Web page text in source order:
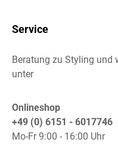
Service
Beratung zu Styling und
unter
Onlineshop
+49 (0) 6151 - 6017746
Mo-Fr 9:00 - 16:00 Uhr